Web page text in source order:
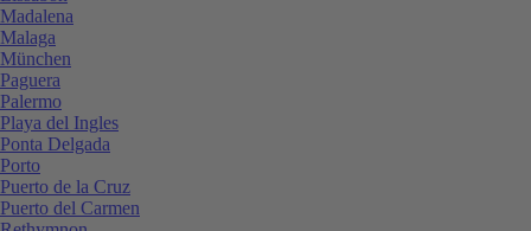
Madalena
Malaga
München
Paguera
Palermo
Playa del Ingles
Ponta Delgada
Porto
Puerto de la Cruz
Puerto del Carmen